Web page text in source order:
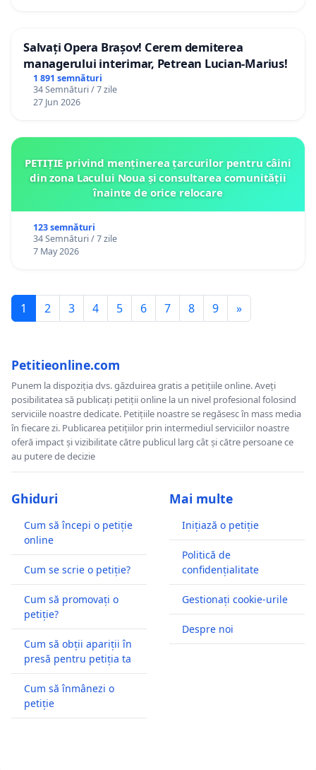
Salvați Opera Brașov! Cerem demiterea
managerului interimar, Petrean Lucian-Marius!
1 891 semnături
34 Semnături / 7 zile
27 Jun 2026
PETIȚIE privind menținerea țarcurilor pentru câini
din zona Lacului Noua și consultarea comunității
înainte de orice relocare
123 semnături
34 Semnături / 7 zile
7 May 2026
1 2 3 4 5 6 7 8 9 »
Petitieonline.com
Punem la dispoziția dvs. găzduirea gratis a petițiile online. Aveți
posibilitatea să publicați petiții online la un nivel profesional folosind
serviciile noastre dedicate. Petițiile noastre se regăsesc în mass media
în fiecare zi. Publicarea petițiilor prin intermediul serviciilor noastre
oferă impact și vizibilitate către publicul larg cât și către persoane ce
au putere de decizie
Ghiduri
Cum să începi o petiție
online
Cum se scrie o petiție?
Cum să promovați o
petiție?
Cum să obții apariții în
presă pentru petiția ta
Cum să înmânezi o
petiție
Mai multe
Inițiază o petiție
Politică de
confidențialitate
Gestionați cookie-urile
Despre noi